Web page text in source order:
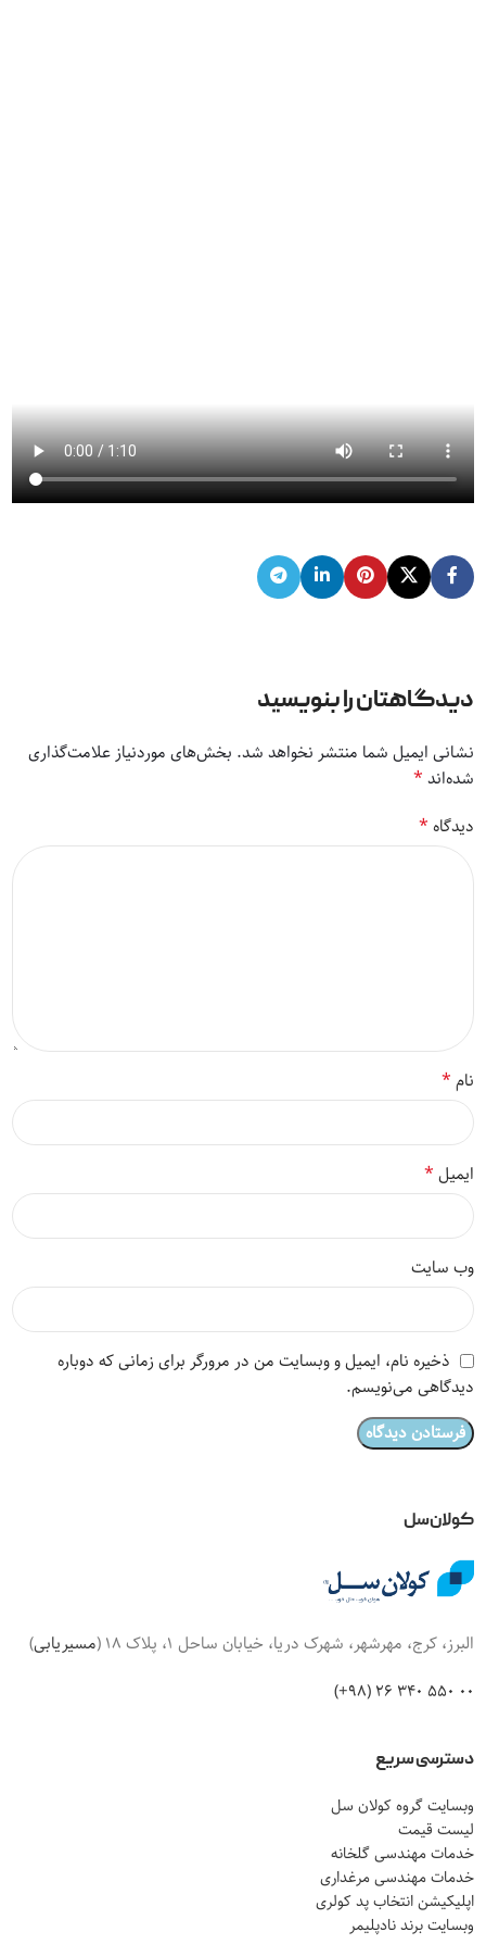
دیدگاهتان را بنویسید
نشانی ایمیل شما منتشر نخواهد شد. بخش‌های موردنیاز علامت‌گذاری
شده‌اند*
دیدگاه*
نام*
ایمیل*
وب‌ سایت
ذخیره نام، ایمیل و وبسایت من در مرورگر برای زمانی که دوباره
دیدگاهی می‌نویسم.
کولان‌سل
البرز، کرج، مهرشهر، شهرک دریا، خیابان ساحل 1، پلاک 18 ( مسیریابی)
00 550 340 26 (98+)
دسترسی سریع
وبسایت گروه کولان سل
لیست قیمت
خدمات مهندسی گلخانه
خدمات مهندسی مرغداری
اپلیکیشن انتخاب پد کولری
وبسایت برند نادپلیمر